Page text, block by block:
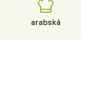
arabská